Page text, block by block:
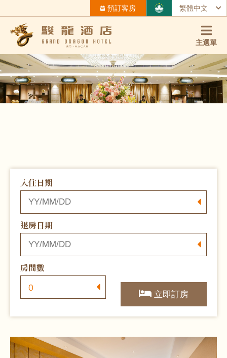
預訂客房 繁體中文
主選單
入住日期
退房日期
房間數
立即訂房